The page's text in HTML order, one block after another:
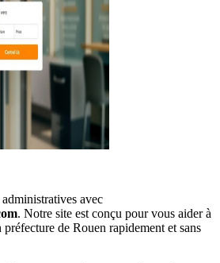
avec
. Notre site est conçu pour vous aider à
de Rouen rapidement et sans